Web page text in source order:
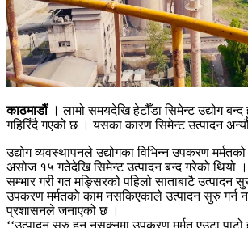
काठमाडौं । लामो समयदेखि हेटौँडा सिमेन्ट उद्योग
गहिरिँदै गएको छ । यसका कारण सिमेन्ट उत्पादन
उद्योग व्यवस्थापनले उद्योगका विभिन्न उपकरण मर्मतको
असोज १५ गतेदेखि सिमेन्ट उत्पादन बन्द गरेको थियो
सम्भार गरी गत मङ्सिरको पहिलो साताबाटै उत्पादन
उपकरण मर्मतको काम नसकिएकाले उत्पादन सुरु गर्न
प्रशासनले जनाएको छ ।
‘‘उत्पादन सुरु हुन नसक्नुमा उपकरण मर्मत एउटा पाटो